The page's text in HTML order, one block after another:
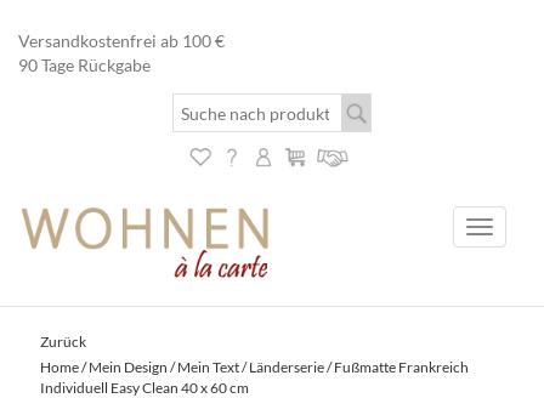
Versandkostenfrei ab 100 €
90 Tage Rückgabe
Toggle
Zurück
Home/Mein Design / Mein Text/Länderserie/ Fußmatte Frankreich
Individuell Easy Clean 40 x 60 cm